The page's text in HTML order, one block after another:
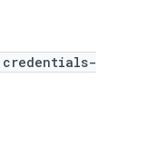
credentials-